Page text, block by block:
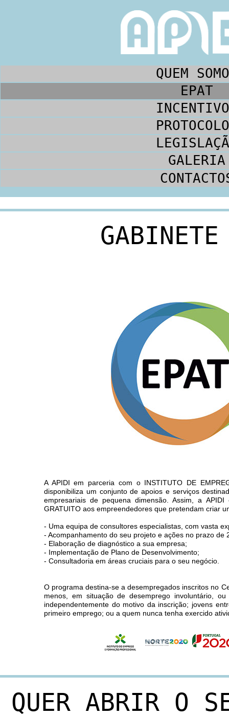
QUEM
EPAT
GALERIA
A APIDI em parceria com o INSTITUTO DE
disponibiliza um conjunto de apoios e serviços
empresariais de pequena dimensão. Assim, a
GRATUITO aos empreendedores que pretendam criar
- Uma equipa de consultores especialistas, com vasta
- Acompanhamento do seu projeto e ações no prazo de
- Elaboração de diagnóstico a sua empresa;
- Implementação de Plano de Desenvolvimento;
- Consultadoria em áreas cruciais para o seu negócio.
O programa destina-se a desempregados inscritos no
menos, em situação de desemprego involuntário,
independentemente do motivo da inscrição; jovens
primeiro emprego; ou a quem nunca tenha exercido
QUER ABRIR O